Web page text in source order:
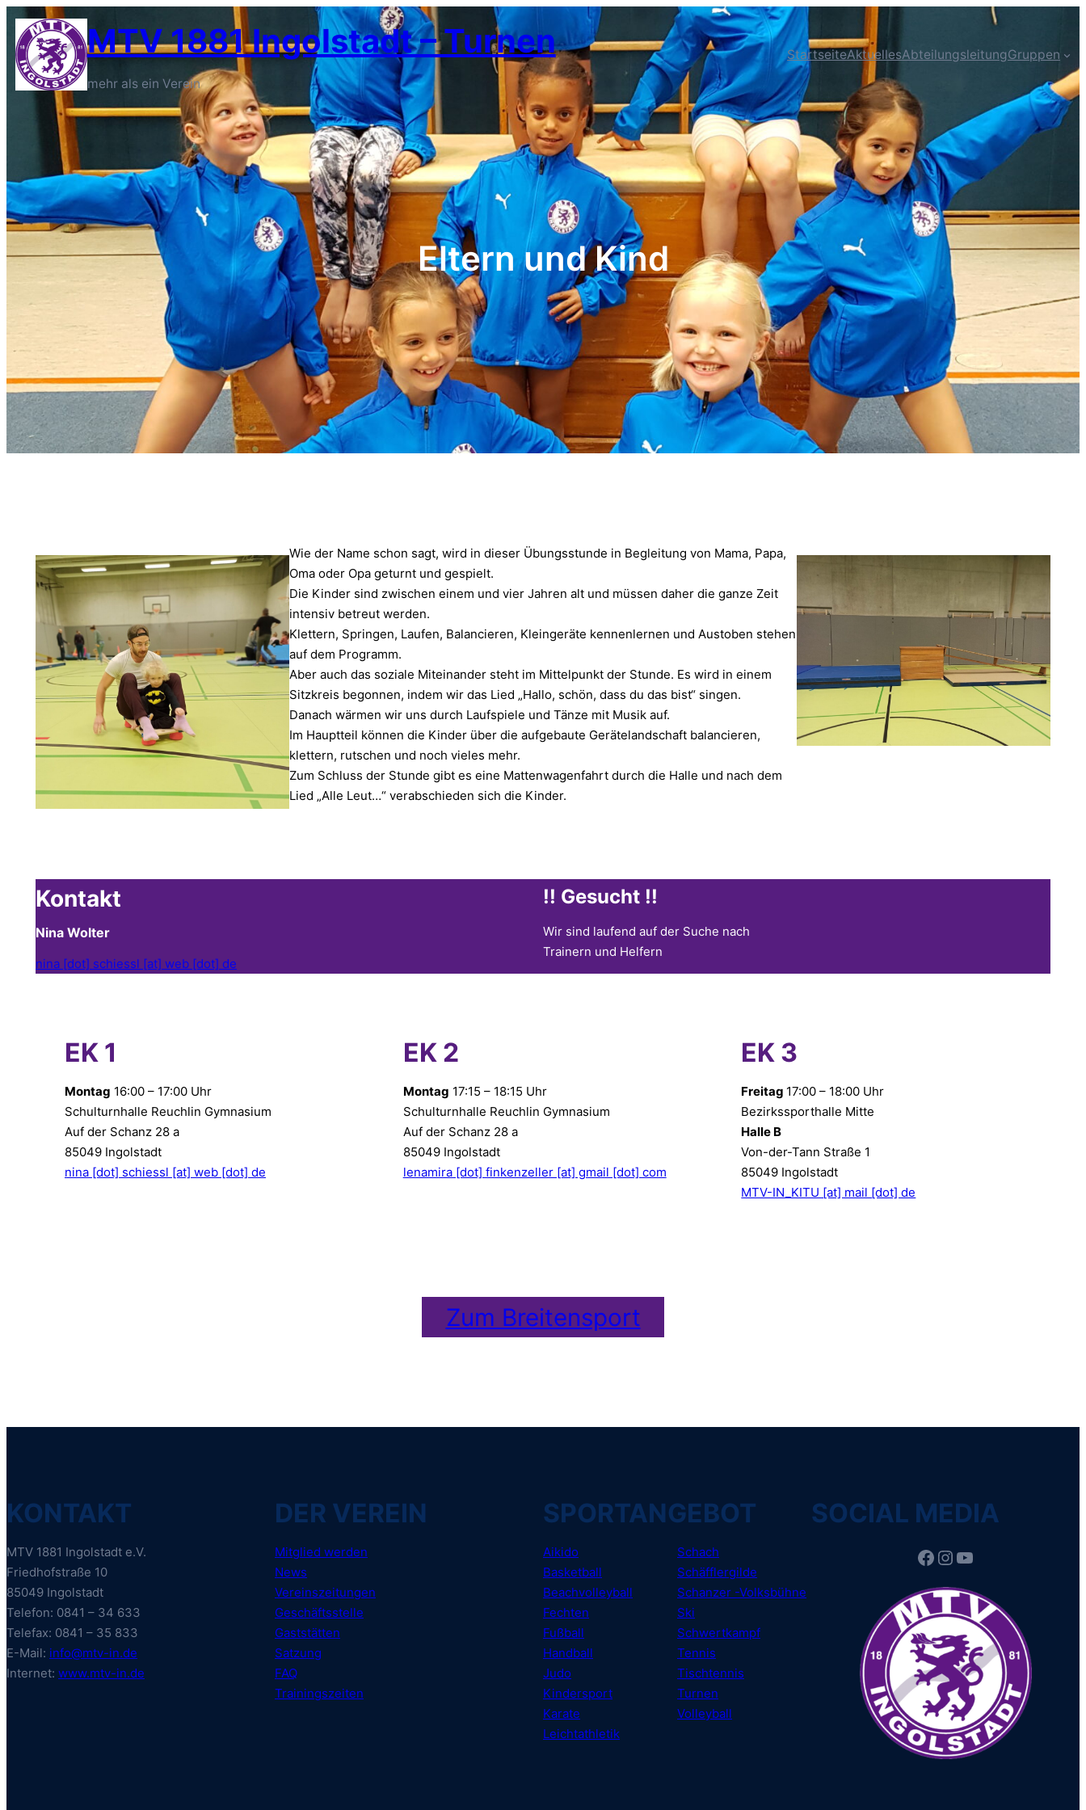
MTV 1881 Ingolstadt – Turnen
mehr als ein Verein
StartseiteAktuellesAbteilungsleitungGruppen
Eltern und Kind
Wie der Name schon sagt, wird in dieser Übungsstunde in Begleitung von Mama, Papa,
Oma oder Opa geturnt und gespielt.
Die Kinder sind zwischen einem und vier Jahren alt und müssen daher die ganze Zeit
intensiv betreut werden.
Klettern, Springen, Laufen, Balancieren, Kleingeräte kennenlernen und Austoben stehen
auf dem Programm.
Aber auch das soziale Miteinander steht im Mittelpunkt der Stunde. Es wird in einem
Sitzkreis begonnen, indem wir das Lied „Hallo, schön, dass du das bist“ singen.
Danach wärmen wir uns durch Laufspiele und Tänze mit Musik auf.
Im Hauptteil können die Kinder über die aufgebaute Gerätelandschaft balancieren,
klettern, rutschen und noch vieles mehr.
Zum Schluss der Stunde gibt es eine Mattenwagenfahrt durch die Halle und nach dem
Lied „Alle Leut…“ verabschieden sich die Kinder.
Kontakt
Nina Wolter
nina [dot] schiessl [at] web [dot] de
!! Gesucht !!
Wir sind laufend auf der Suche nach
Trainern und Helfern
EK 1
Montag 16:00 – 17:00 Uhr
Schulturnhalle Reuchlin Gymnasium
Auf der Schanz 28 a
85049 Ingolstadt
nina [dot] schiessl [at] web [dot] de
EK 2
Montag 17:15 – 18:15 Uhr
Schulturnhalle Reuchlin Gymnasium
Auf der Schanz 28 a
85049 Ingolstadt
lenamira [dot] finkenzeller [at] gmail [dot] com
EK 3
Freitag 17:00 – 18:00 Uhr
Bezirkssporthalle Mitte
Halle B
Von-der-Tann Straße 1
85049 Ingolstadt
MTV-IN_KITU [at] mail [dot] de
Zum Breitensport
KONTAKT
MTV 1881 Ingolstadt e.V.
Friedhofstraße 10
85049 Ingolstadt
Telefon: 0841 – 34 633
Telefax: 0841 – 35 833
E-Mail: info@mtv-in.de
Internet: www.mtv-in.de
DER VEREIN
Mitglied werden
News
Vereinszeitungen
Geschäftsstelle
Gaststätten
Satzung
FAQ
Trainingszeiten
SPORTANGEBOT
Aikido
Basketball
Beachvolleyball
Fechten
Fußball
Handball
Judo
Kindersport
Karate
Leichtathletik
Schach
Schäfflergilde
Schanzer -Volksbühne
Ski
Schwertkampf
Tennis
Tischtennis
Turnen
Volleyball
SOCIAL MEDIA
Facebook Instagram YouTube